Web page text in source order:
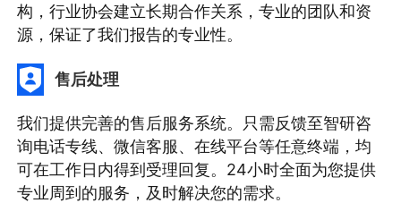
构，行业协会建立长期合作关系，专业的团队和资
源，保证了我们报告的专业性。
售后处理
我们提供完善的售后服务系统。只需反馈至智研咨
询电话专线、微信客服、在线平台等任意终端，均
可在工作日内得到受理回复。24小时全面为您提供
专业周到的服务，及时解决您的需求。